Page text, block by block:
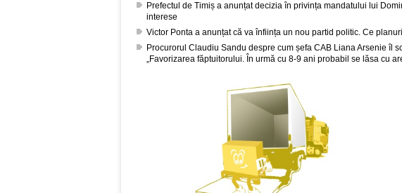
Prefectul de Timiș a anunțat decizia în privința mandatului lui
interese
Victor Ponta a anunțat că va înființa un nou partid politic. Ce
Procurorul Claudiu Sandu despre cum șefa CAB Liana Arsenie îl
„Favorizarea făptuitorului. În urmă cu 8-9 ani probabil se lăsa cu